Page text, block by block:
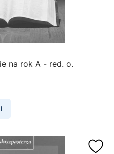
na rok A - red. o.